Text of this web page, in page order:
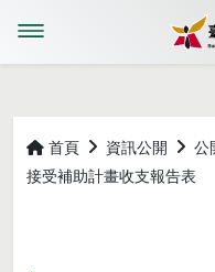
首頁 資訊公開 公
接受補助計畫收支報告表
略過字型切換，社群分